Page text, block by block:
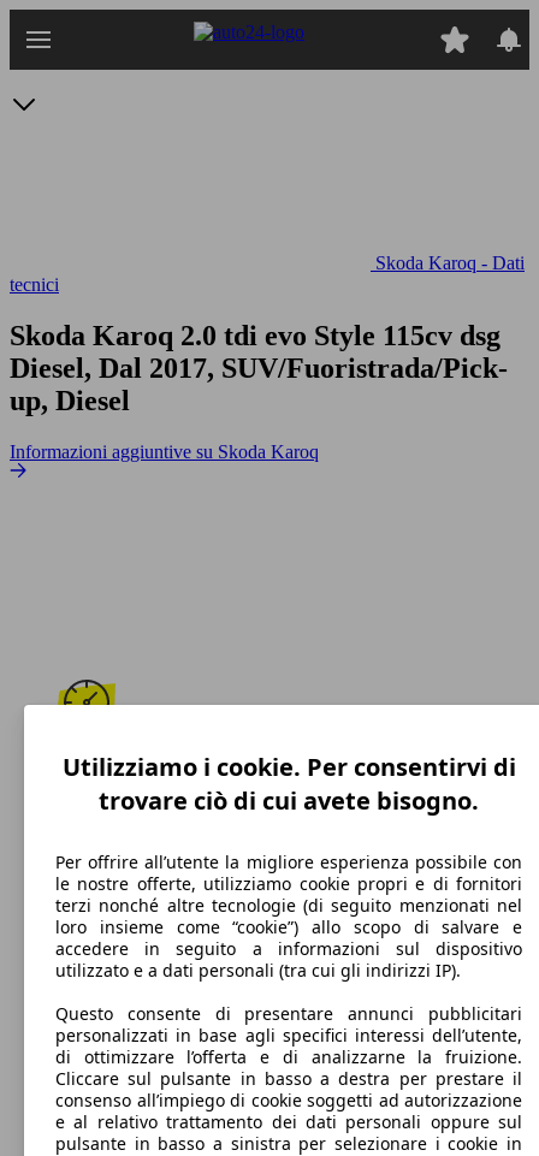
Skoda Karoq - Dati
tecnici
Skoda Karoq 2.0 tdi evo Style 115cv dsg
Diesel, Dal 2017, SUV/Fuoristrada/Pick-
up, Diesel
Informazioni aggiuntive su Skoda Karoq
189 km/h
Velocità massima
Diesel
Carburante
109 g/km
Emissioni di CO2 (combinato)*
Utilizziamo i cookie. Per consentirvi di
trovare ciò di cui avete bisogno.
Per offrire all’utente la migliore esperienza possibile con
le nostre offerte, utilizziamo cookie propri e di fornitori
terzi nonché altre tecnologie (di seguito menzionati nel
loro insieme come “cookie”) allo scopo di salvare e
accedere in seguito a informazioni sul dispositivo
utilizzato e a dati personali (tra cui gli indirizzi IP).
Questo consente di presentare annunci pubblicitari
personalizzati in base agli specifici interessi dell’utente,
di ottimizzare l’offerta e di analizzarne la fruizione.
Cliccare sul pulsante in basso a destra per prestare il
consenso all’impiego di cookie soggetti ad autorizzazione
e al relativo trattamento dei dati personali oppure sul
pulsante in basso a sinistra per selezionare i cookie in